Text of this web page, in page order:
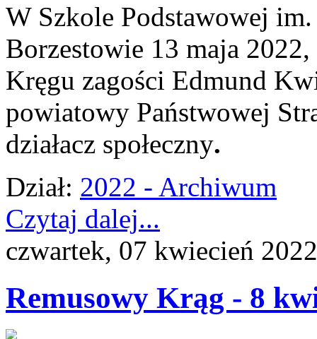
W Szkole Podstawowej im.
Borzestowie 13 maja
Kręgu zagości Edmund
powiatowy Państwowej
działacz społeczny.
Dział: 2022 - Archiwum
Czytaj dalej...
czwartek, 07 kwiecień
Remusowy Krąg - 8